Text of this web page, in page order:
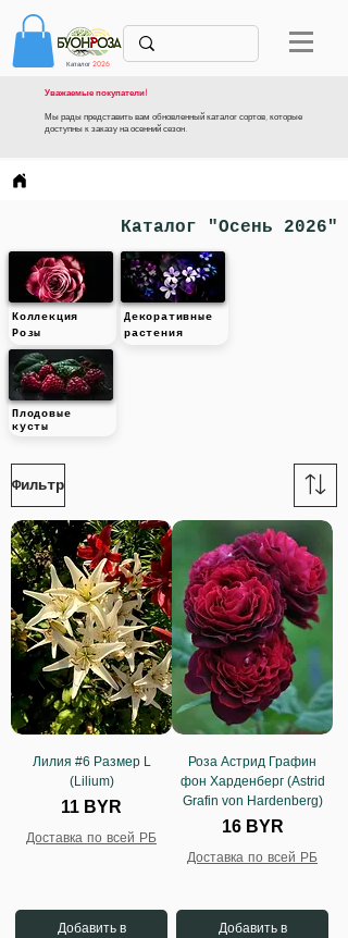
Уважаемые покупатели!
Мы рады представить вам обновленный каталог сортов, которые
доступны к заказу на осенний сезон.
Каталог 2026
Каталог "Осень 2026"
Коллекция
Розы
Декоративные
растения
Плодовые
кусты
Фильтр
Лилия #6 Размер L
(Lilium)
Цена
11 BYR
Доставка по всей РБ
Добавить в
Роза Астрид Графин
фон Харденберг (Astrid
Grafin von Hardenberg)
Цена
16 BYR
Доставка по всей РБ
Добавить в